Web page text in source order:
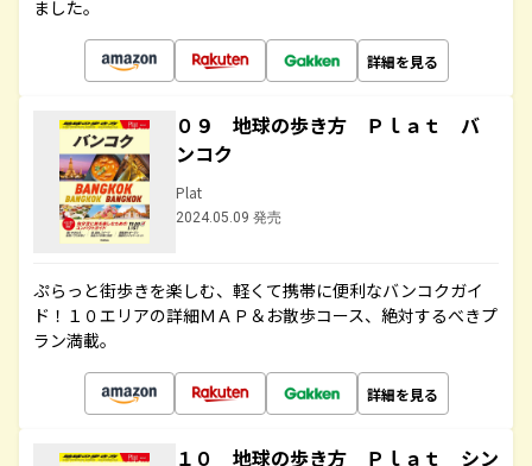
ました。
詳細を見る
０９ 地球の歩き方 Ｐｌａｔ バ
ンコク
Plat
2024.05.09 発売
ぷらっと街歩きを楽しむ、軽くて携帯に便利なバンコクガイ
ド！１０エリアの詳細ＭＡＰ＆お散歩コース、絶対するべきプ
ラン満載。
詳細を見る
１０ 地球の歩き方 Ｐｌａｔ シン